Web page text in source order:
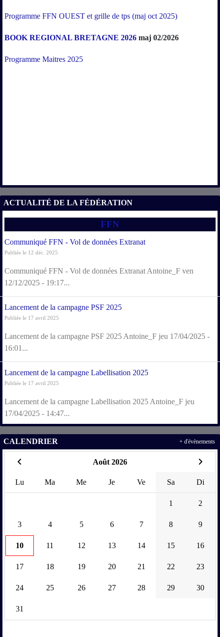
Programme FFN OUEST et grille de tps (maj oct 2025)
BOOK REGIONAL BRETAGNE 2026 maj 02/2026
Programme Maitres 2025
ACTUALITÉ DE LA FÉDÉRATION
FFN
Communiqué FFN - Vol de données Extranat
Publiée le 12 déc. 2025
Communiqué FFN - Vol de données Extranat Antoine_F ven
12/12/2025 - 19:17...
Lancement de la campagne PSF 2025
Publiée le 17 avril 2025
Lancement de la campagne PSF 2025 Antoine_F jeu 17/04/2025 -
16:01...
Lancement de la campagne Labellisation 2025
Publiée le 17 avril 2025
Lancement de la campagne Labellisation 2025 Antoine_F jeu
17/04/2025 - 14:47...
CALENDRIER
Août 2026
Lu Ma Me Je Ve Sa Di
1 2
3 4 5 6 7 8 9
10 11 12 13 14 15 16
17 18 19 20 21 22 23
24 25 26 27 28 29 30
31
+ d'évènements